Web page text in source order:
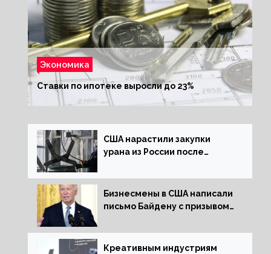
Экономика
Ставки по ипотеке выросли до 23%
США нарастили закупки
урана из России после
Бизнесмены в США написали
письмо Байдену с призывом
Креативным индустриям